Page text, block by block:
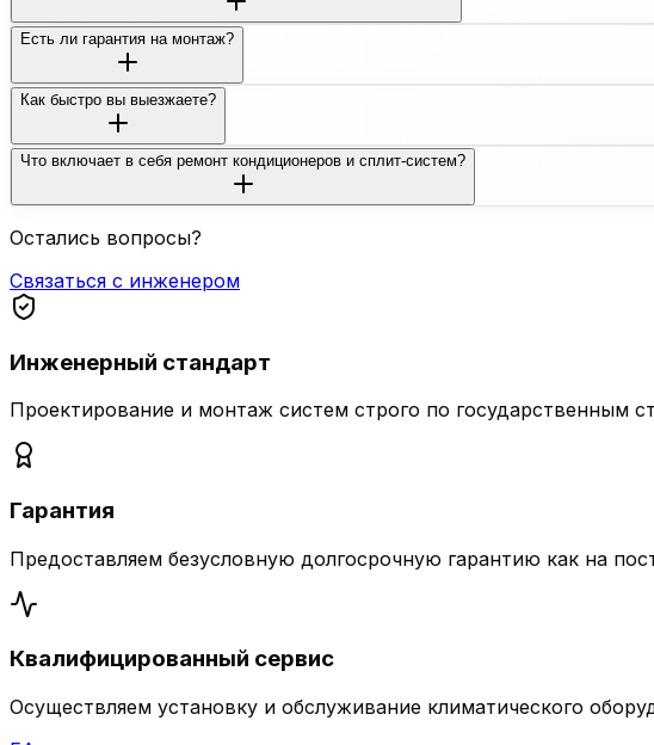
Есть ли гарантия на монтаж?
Как быстро вы выезжаете?
Что включает в себя ремонт кондиционеров и сплит-систем?
Остались вопросы?
Связаться с инженером
Инженерный стандарт
Проектирование и монтаж систем строго по государственным
Гарантия
Предоставляем безусловную долгосрочную гарантию как на
Квалифицированный сервис
Осуществляем установку и обслуживание климатического